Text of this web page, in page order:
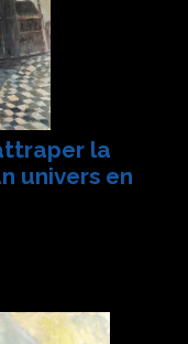
la
univers en